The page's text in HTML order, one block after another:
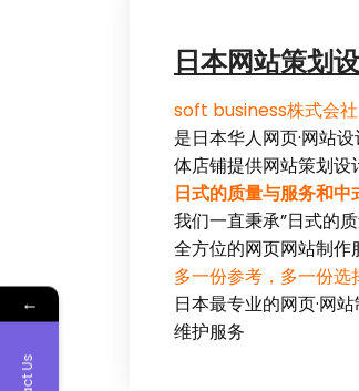
日本网站策划
soft business株式会社
是日本华人网页·网站
体店铺提供网站策划设
日式的质量与服务和中
我们一直秉承”日式的
全方位的网页网站制作
多一份参考，多一份选
日本最专业的网页·网
维护服务
←